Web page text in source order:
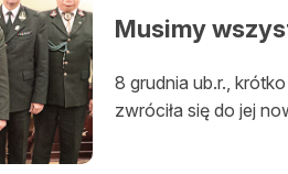
Musimy
8 grudnia ub.r.,
zwróciła się do jej